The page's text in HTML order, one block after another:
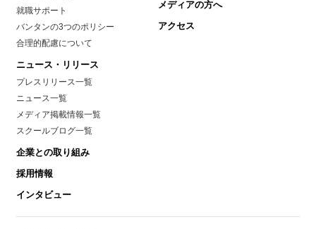
就職サポート
バンタンの3つのポリシー
合理的配慮について
ニュース・リリース
プレスリリース一覧
ニュース一覧
メディア掲載情報一覧
スクールブログ一覧
企業との取り組み
採用情報
インタビュー
メディアの方へ
アクセス